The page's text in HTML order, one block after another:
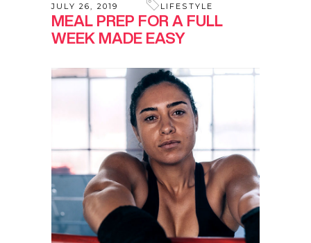
JULY 26, 2019 LIFESTYLE
MEAL PREP FOR A FULL
WEEK MADE EASY